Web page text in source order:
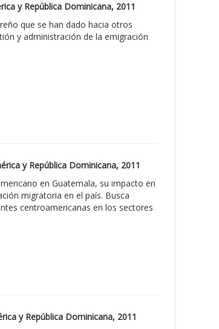
y República Dominicana, 2011
que se han dado hacia otros
y administración de la emigración
y República Dominicana, 2011
en Guatemala, su impacto en
migratoria en el país. Busca
centroamericanas en los sectores
y República Dominicana, 2011